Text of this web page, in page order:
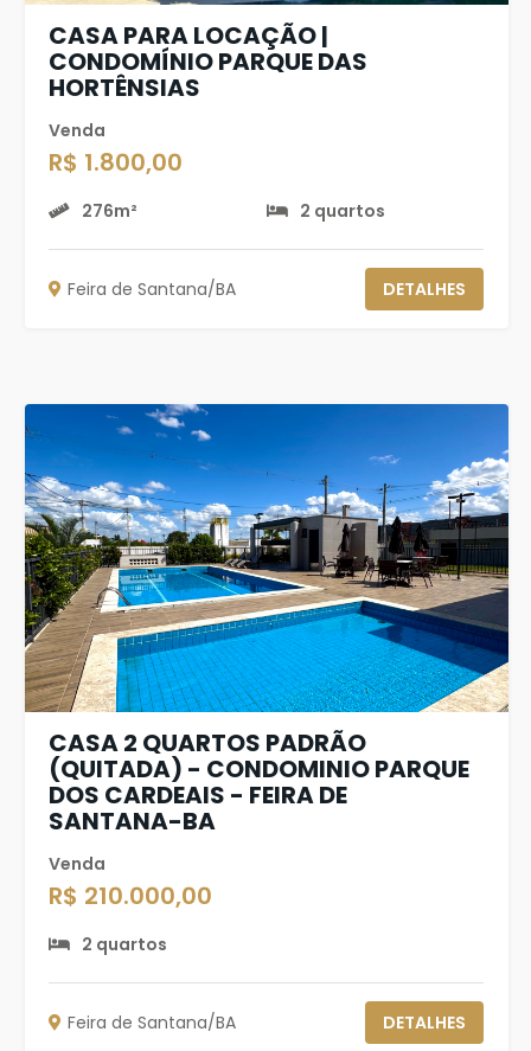
CASA PARA LOCAÇÃO |
CONDOMÍNIO PARQUE DAS
HORTÊNSIAS
Venda
R$ 1.800,00
276m² 2 quartos
Feira de Santana/BA DETALHES
CASA 2 QUARTOS PADRÃO
(QUITADA) - CONDOMINIO PARQUE
DOS CARDEAIS - FEIRA DE
SANTANA-BA
Venda
R$ 210.000,00
2 quartos
Feira de Santana/BA DETALHES